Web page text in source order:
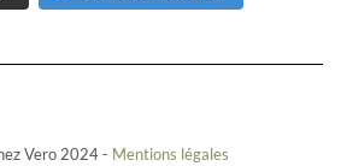
Vero 2024 - Mentions légales